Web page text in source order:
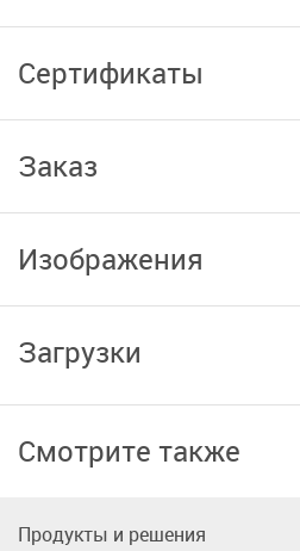
Сертификаты
Заказ
Изображения
Загрузки
Смотрите также
Продукты и решения